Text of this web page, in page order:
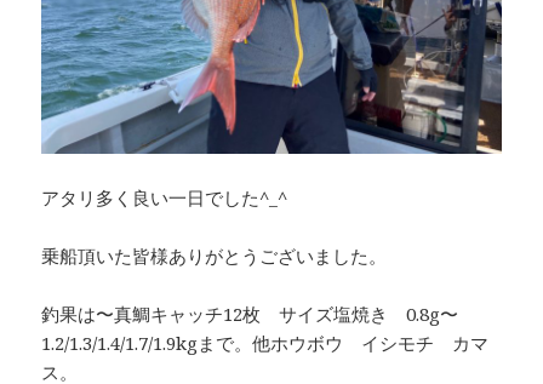
アタリ多く良い一日でした^_^
乗船頂いた皆様ありがとうございました。
釣果は〜真鯛キャッチ12枚 サイズ塩焼き 0.8g〜
1.2/1.3/1.4/1.7/1.9kgまで。他ホウボウ イシモチ カマ
ス。